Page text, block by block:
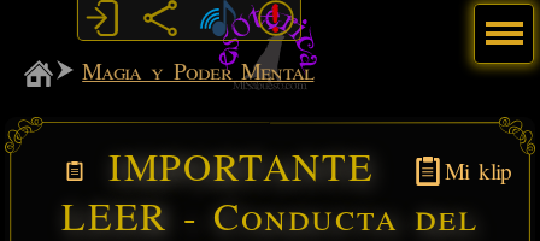
MiSabueso
Magia y Poder Mental
Mi klip
IMPORTANTE
LEER - Conducta del
Menú